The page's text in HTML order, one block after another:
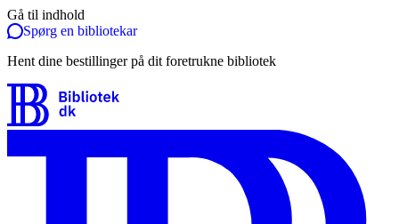
Gå til indhold
Spørg en bibliotekar
Hent dine bestillinger på dit foretrukne bibliotek